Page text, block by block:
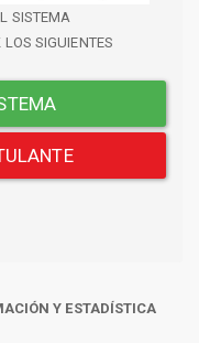
SISTEMA
LOS SIGUIENTES
Y ESTADÍSTICA